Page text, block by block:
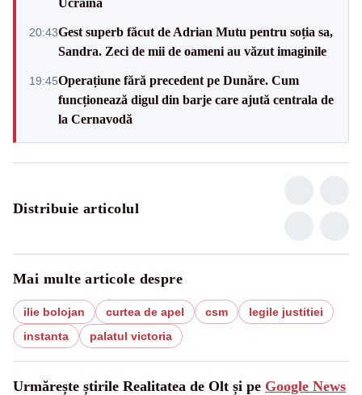
20:43Gest superb făcut de Adrian Mutu pentru soția sa,
Sandra. Zeci de mii de oameni au văzut imaginile
19:45Operațiune fără precedent pe Dunăre. Cum
funcționează digul din barje care ajută centrala de
la Cernavodă
Distribuie articolul
Mai multe articole despre
ilie bolojan curtea de apel csm
legile justitiei
instanta
palatul victoria
Urmărește știrile Realitatea de Olt și pe Google News